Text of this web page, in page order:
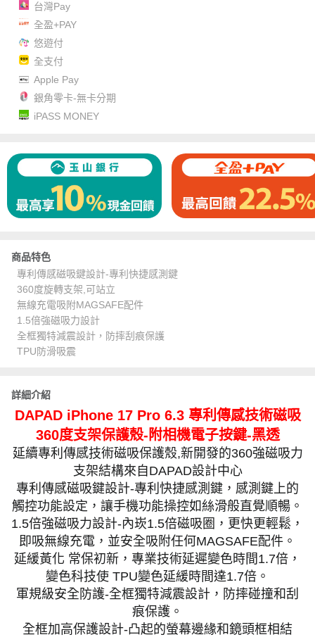
台灣Pay
全盈+PAY
悠遊付
全支付
Apple Pay
銀角零卡-無卡分期
iPASS MONEY
商品特色
專利傳感磁吸鍵設計-專利快捷感測鍵
360度旋轉支架,可站立
無線充電吸附MAGSAFE配件
1.5倍強磁吸力設計
全框獨特減震設計，防摔刮痕保護
TPU防滑吸震
詳細介紹
DAPAD iPhone 17 Pro 6.3 專利傳感技術磁吸
360度支架保護殼-附相機電子按鍵-黑透
延續專利傳感技術磁吸保護殼,新開發的360強磁吸力
支架結構來自DAPAD設計中心
專利傳感磁吸鍵設計-專利快捷感測鍵，感測鍵上的
觸控功能設定，讓手機功能操控如絲滑般直覺順暢。
1.5倍強磁吸力設計-內崁1.5倍磁吸圈，更快更輕鬆，
即吸無線充電，並安全吸附任何MAGSAFE配件。
延緩黃化 常保初新，專業技術延遲變色時間1.7倍，
變色科技使 TPU變色延緩時間達1.7倍。
軍規級安全防護-全框獨特減震設計，防摔碰撞和刮
痕保護。
全框加高保護設計-凸起的螢幕邊緣和鏡頭框相結